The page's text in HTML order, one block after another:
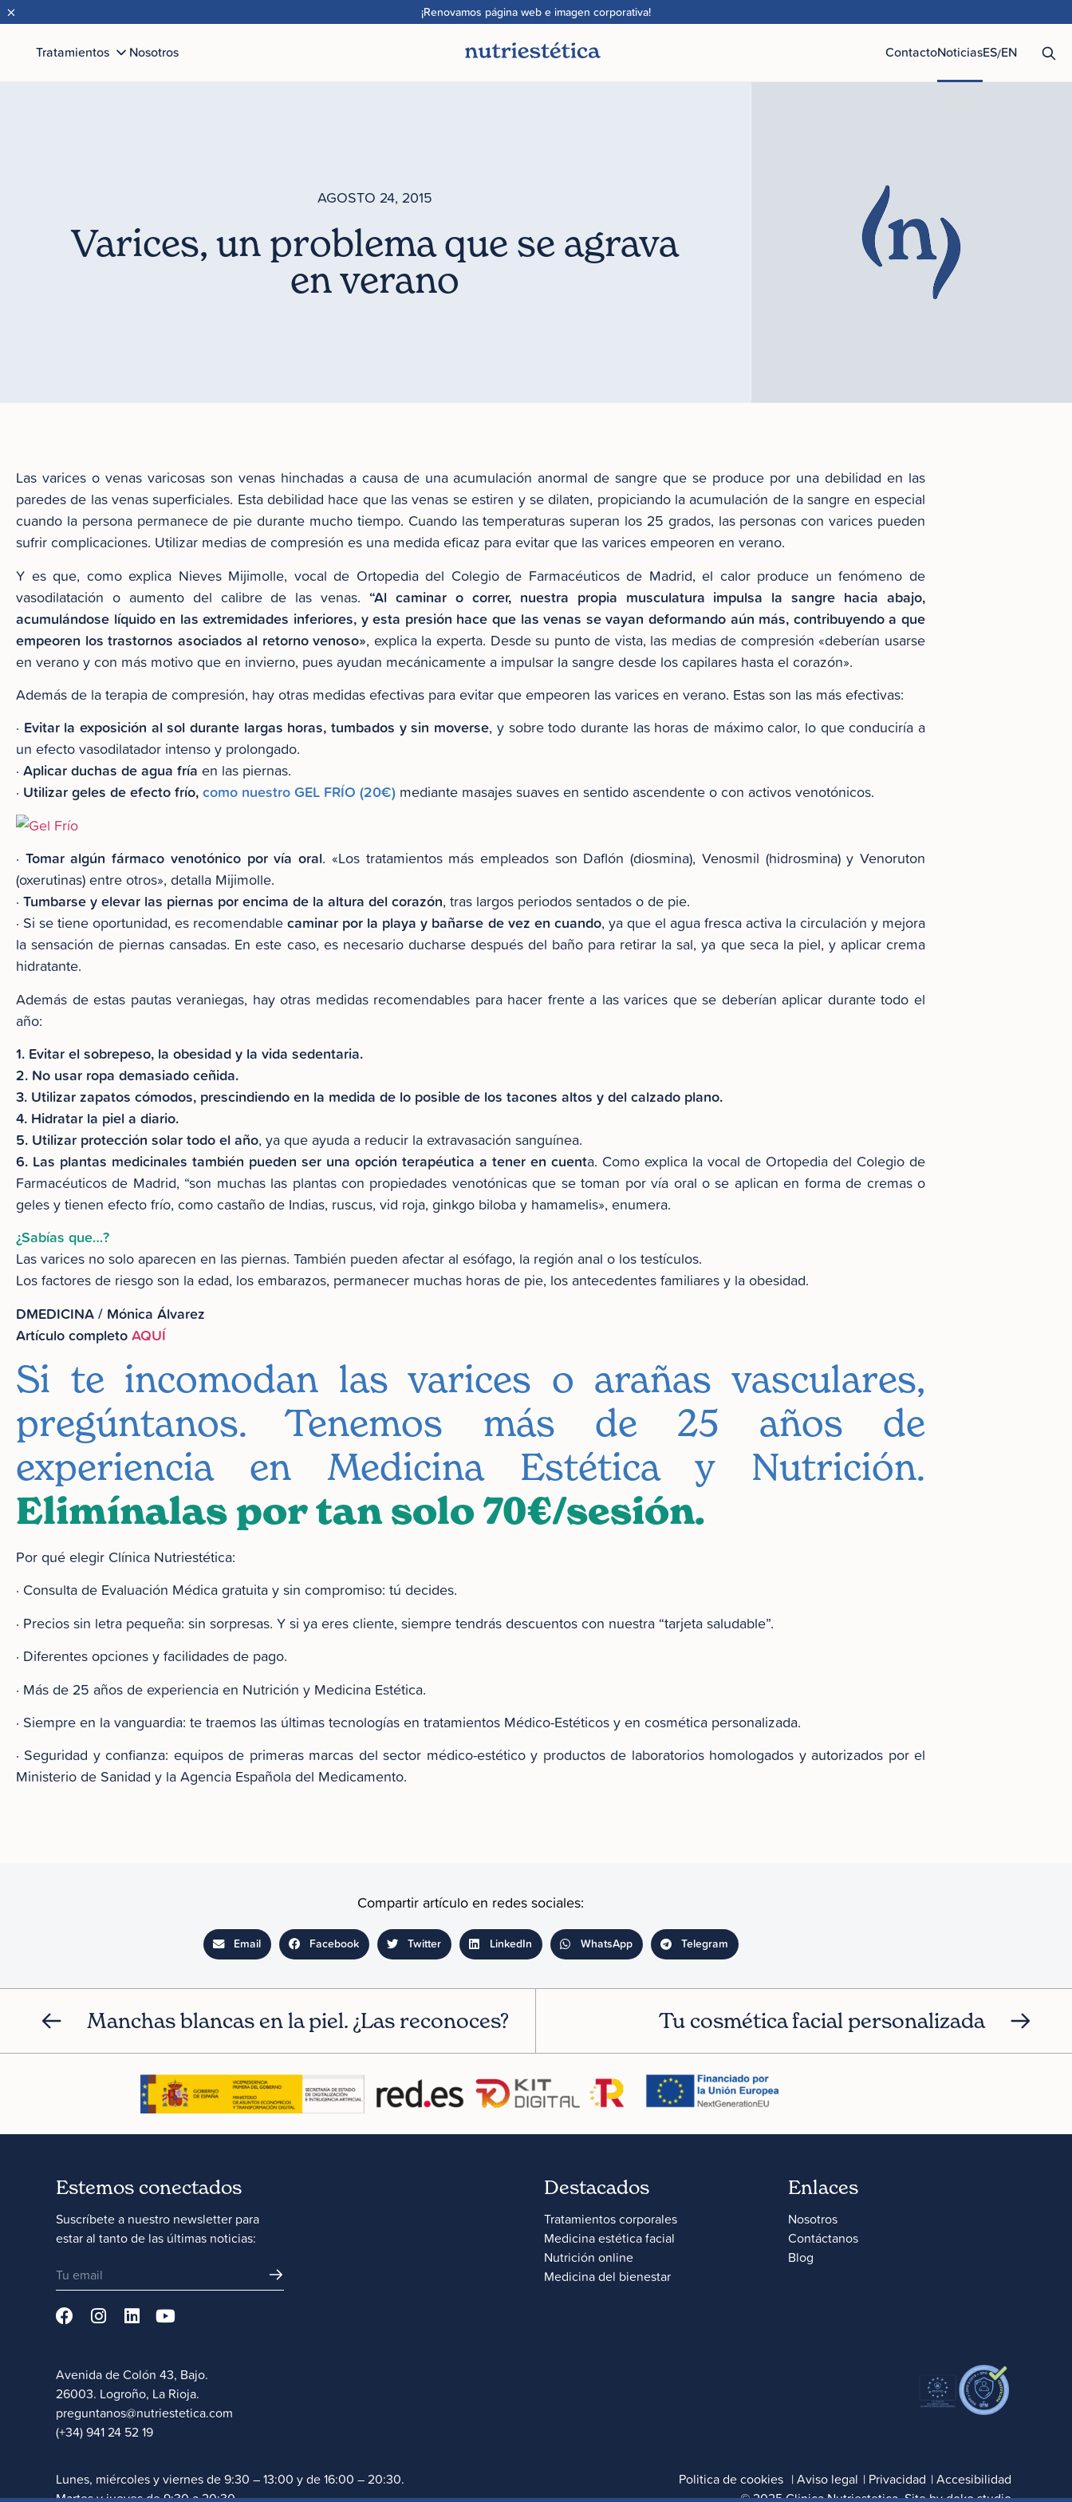
¡Renovamos página web e imagen corporativa!
×
Tratamientos Nosotros ContactoNoticiasES/EN
AGOSTO 24, 2015
Varices, un problema que se agrava
en verano
Las varices o venas varicosas son venas hinchadas a causa de una acumulación anormal de sangre que se produce por una debilidad en las
paredes de las venas superficiales. Esta debilidad hace que las venas se estiren y se dilaten, propiciando la acumulación de la sangre en especial
cuando la persona permanece de pie durante mucho tiempo. Cuando las temperaturas superan los 25 grados, las personas con varices pueden
sufrir complicaciones. Utilizar medias de compresión es una medida eficaz para evitar que las varices empeoren en verano.
Y es que, como explica Nieves Mijimolle, vocal de Ortopedia del Colegio de Farmacéuticos de Madrid, el calor produce un fenómeno de
vasodilatación o aumento del calibre de las venas. “Al caminar o correr, nuestra propia musculatura impulsa la sangre hacia abajo,
acumulándose líquido en las extremidades inferiores, y esta presión hace que las venas se vayan deformando aún más, contribuyendo a que
empeoren los trastornos asociados al retorno venoso», explica la experta. Desde su punto de vista, las medias de compresión «deberían usarse
en verano y con más motivo que en invierno, pues ayudan mecánicamente a impulsar la sangre desde los capilares hasta el corazón».
Además de la terapia de compresión, hay otras medidas efectivas para evitar que empeoren las varices en verano. Estas son las más efectivas:
· Evitar la exposición al sol durante largas horas, tumbados y sin moverse, y sobre todo durante las horas de máximo calor, lo que conduciría a
un efecto vasodilatador intenso y prolongado.
· Aplicar duchas de agua fría en las piernas.
· Utilizar geles de efecto frío,como nuestro GEL FRÍO (20€) mediante masajes suaves en sentido ascendente o con activos venotónicos.
· Tomar algún fármaco venotónico por vía oral. «Los tratamientos más empleados son Daflón (diosmina), Venosmil (hidrosmina) y Venoruton
(oxerutinas) entre otros», detalla Mijimolle.
· Tumbarse y elevar las piernas por encima de la altura del corazón, tras largos periodos sentados o de pie.
· Si se tiene oportunidad, es recomendablecaminar por la playa y bañarse de vez en cuando, ya que el agua fresca activa la circulación y mejora
la sensación de piernas cansadas. En este caso, es necesario ducharse después del baño para retirar la sal, ya que seca la piel, y aplicar crema
hidratante.
Además de estas pautas veraniegas, hay otras medidas recomendables para hacer frente a las varices que se deberían aplicar durante todo el
año:
1. Evitar el sobrepeso, la obesidad y la vida sedentaria.
2. No usar ropa demasiado ceñida.
3. Utilizar zapatos cómodos, prescindiendo en la medida de lo posible de los tacones altos y del calzado plano.
4. Hidratar la piel a diario.
5. Utilizar protección solar todo el año, ya que ayuda a reducir la extravasación sanguínea.
6. Las plantas medicinales también pueden ser una opción terapéutica a tener en cuenta. Como explica la vocal de Ortopedia del Colegio de
Farmacéuticos de Madrid, “son muchas las plantas con propiedades venotónicas que se toman por vía oral o se aplican en forma de cremas o
geles y tienen efecto frío, como castaño de Indias, ruscus, vid roja, ginkgo biloba y hamamelis», enumera.
¿Sabías que…?
Las varices no solo aparecen en las piernas. También pueden afectar al esófago, la región anal o los testículos.
Los factores de riesgo son la edad, los embarazos, permanecer muchas horas de pie, los antecedentes familiares y la obesidad.
DMEDICINA / Mónica Álvarez
Artículo completoAQUÍ
Si te incomodan las varices o arañas vasculares,
pregúntanos. Tenemos más de 25 años de
experiencia en Medicina Estética y Nutrición.
Elimínalas por tan solo 70€/sesión.
Por qué elegir Clínica Nutriestética:
· Consulta de Evaluación Médica gratuita y sin compromiso: tú decides.
· Precios sin letra pequeña: sin sorpresas. Y si ya eres cliente, siempre tendrás descuentos con nuestra “tarjeta saludable”.
· Diferentes opciones y facilidades de pago.
· Más de 25 años de experiencia en Nutrición y Medicina Estética.
· Siempre en la vanguardia: te traemos las últimas tecnologías en tratamientos Médico-Estéticos y en cosmética personalizada.
· Seguridad y confianza: equipos de primeras marcas del sector médico-estético y productos de laboratorios homologados y autorizados por el
Ministerio de Sanidad y la Agencia Española del Medicamento.
Compartir artículo en redes sociales:
Email Facebook Twitter LinkedIn WhatsApp Telegram
Manchas blancas en la piel. ¿Las reconoces? Tu cosmética facial personalizada
Estemos conectados
Suscríbete a nuestro newsletter para
estar al tanto de las últimas noticias:
Avenida de Colón 43, Bajo.
26003. Logroño, La Rioja.
preguntanos@nutriestetica.com
(+34) 941 24 52 19
Destacados
Tratamientos corporales
Medicina estética facial
Nutrición online
Medicina del bienestar
Enlaces
Nosotros
Contáctanos
Blog
Lunes, miércoles y viernes de 9:30 – 13:00 y de 16:00 – 20:30.
Martes y jueves de 9:30 a 20:30.
Politica de cookies |Aviso legal | Privacidad |Accesibilidad
© 2025 Clinica Nutriestetica. Site bydoko.studio